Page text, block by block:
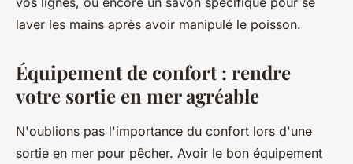
laver les mains après avoir manipulé le poisson.
Équipement de confort : rendre
votre sortie en mer agréable
N'oublions pas l'importance du confort lors d'une
sortie en mer pour pêcher. Avoir le bon équipement